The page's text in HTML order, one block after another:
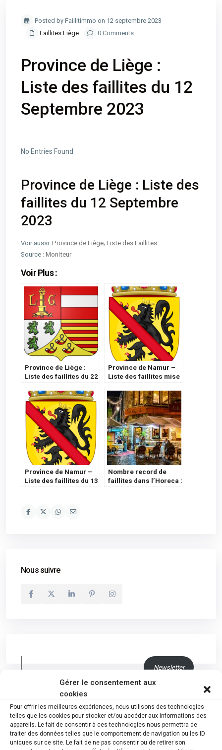
Gérer le consentement aux
cookies
Pour offrir les meilleures expériences, nous utilisons des technologies
telles que les cookies pour stocker et/ou accéder aux informations des
appareils. Le fait de consentir à ces technologies nous permettra de
traiter des données telles que le comportement de navigation ou les ID
uniques sur ce site. Le fait de ne pas consentir ou de retirer son
Posted by Faillitimmo on 12 septembre 2023
Faillites Liège
0 Comments
Province de Liège :
Liste des faillites du 12
Septembre 2023
No Entries Found
Province de Liège : Liste des
faillites du 12 Septembre
2023
Voir aussi :Province de Liège; Liste des Faillites
Source : Moniteur
Voir Plus :
Province de Liège :
Liste des faillites du 22
Province de Namur –
Liste des faillites mise
Province de Namur –
Liste des faillites du 13
Nombre record de
faillites dans l’Horeca :
Nous suivre
Newsletter
Luxembourg : « Près de 150 de nos entreprises pourraient
mettre la clé sous le paillasson en 2025 »
3 mai 2025
Le groupe Coprosain dont un magasin est situé à Ath a